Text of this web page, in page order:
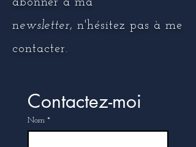
abonner à ma
newsletter, n'hésitez pas à me
contacter.
Contactez-moi
Nom *